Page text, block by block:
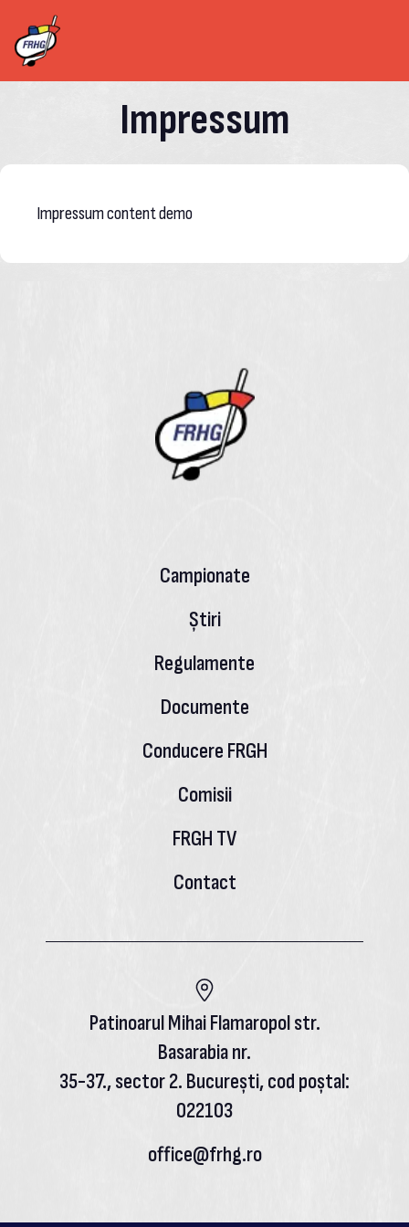
Impressum
Impressum content demo
Campionate
Știri
Regulamente
Documente
Conducere FRGH
Comisii
FRGH TV
Contact
Patinoarul Mihai Flamaropol str.
Basarabia nr.
35-37., sector 2. București, cod poștal:
022103
office@frhg.ro